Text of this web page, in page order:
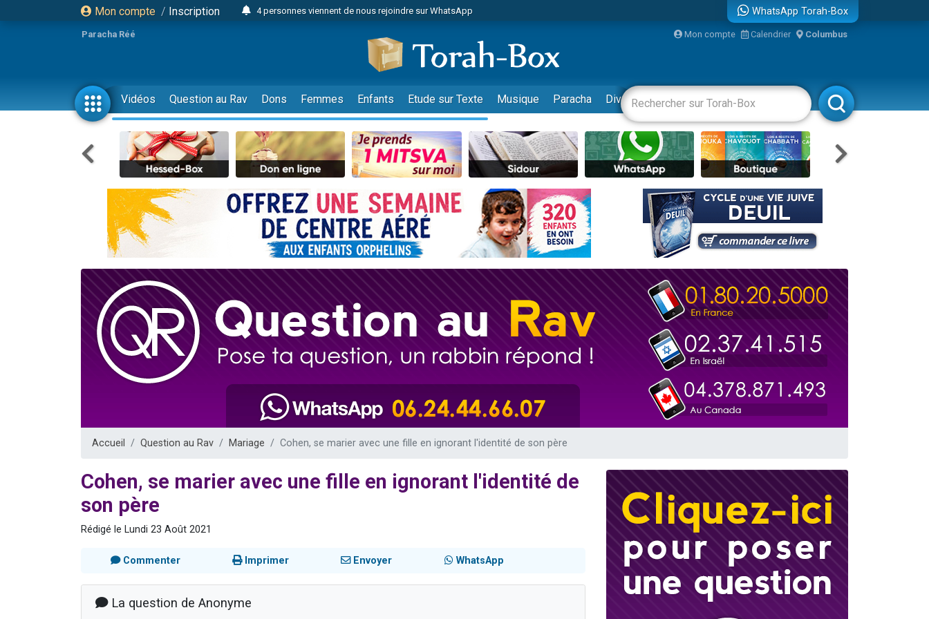
Mon compte / Inscription
4 personnes viennent de nous rejoindre sur WhatsApp
Odaya vient de donner son Maasser
3 personnes viennent de faire un don pour 5 jours de vacances aux Orphelins
3 personnes viennent de faire un don pour Diane, 80 ans, dans un appartement insalubre
13 personnes viennent de demander une bénédiction
2 personnes viennent de nous rejoindre sur WhatsApp
30 personnes viennent de faire un don pour Sauvez la jambe de Yohan
Il reste 49 places pour étudier en groupe sur Zoom
12 nouvelles musiques dans Torah-Box Music
3 personnes viennent de nous rejoindre sur WhatsApp
2 personnes viennent de nous rejoindre sur WhatsApp
3 personnes viennent de nous rejoindre sur WhatsApp
2 nouvelles musiques dans Torah-Box Music
8 personnes viennent de faire un don pour Tsédaka : pauvres d'Israel
Nouvelle émission radio : Visions de grandeur n°104 : Le Chabbath et le Birkat Hamazone à travers le temps
Ariel vient de donner son Maasser
Il reste 49 places pour étudier en groupe sur Zoom
Eva vient de donner son Maasser
WhatsApp Torah-Box
Paracha Réé Mon compte Calendrier Columbus
Vidéos Question au Rav Dons Femmes Enfants Etude sur Texte Musique Paracha Divertissements Livres Rabbanim
Accueil Question au Rav Mariage Cohen, se marier avec une fille en ignorant l'identité de son père
Cohen, se marier avec une fille en ignorant l'identité de
son père
Rédigé le Lundi 23 Août 2021
Commenter Imprimer Envoyer WhatsApp
La question de Anonyme